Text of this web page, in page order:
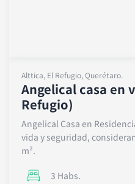
Alttica, El Refugio, Querétaro.
Angelical casa en
Refugio)
Angelical Casa en
vida y seguridad,
m².
3 Habs.